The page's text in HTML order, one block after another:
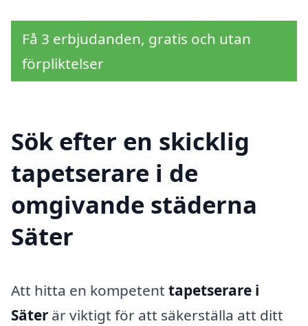
Få 3 erbjudanden, gratis och utan
förpliktelser
Sök efter en skicklig
tapetserare i de
omgivande städerna
Säter
Att hitta en kompetent tapetserare i
Säter är viktigt för att säkerställa att ditt